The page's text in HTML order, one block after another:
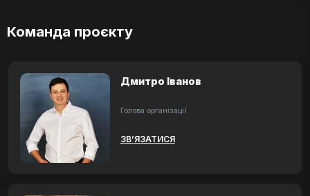
Команда проєкту
Дмитро Іванов
Голова організації
ЗВ’ЯЗАТИСЯ